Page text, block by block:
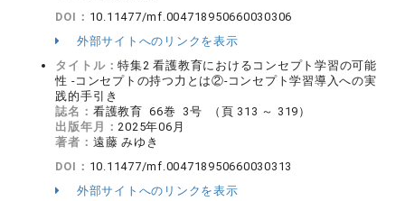
DOI： 10.11477/mf.004718950660030306
外部サイトへのリンクを表示
タイトル：特集2 看護教育におけるコンセプト学習の可能
性 -コンセプトの持つ力とは②-コンセプト学習導入への実
践的手引き
誌名： 看護教育 66巻 3号 （頁 313 ～ 319）
出版年月：2025年06月
著者： 遠藤 みゆき
DOI： 10.11477/mf.004718950660030313
外部サイトへのリンクを表示